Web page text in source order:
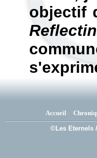
objectif
Accueil
©Les Eternels